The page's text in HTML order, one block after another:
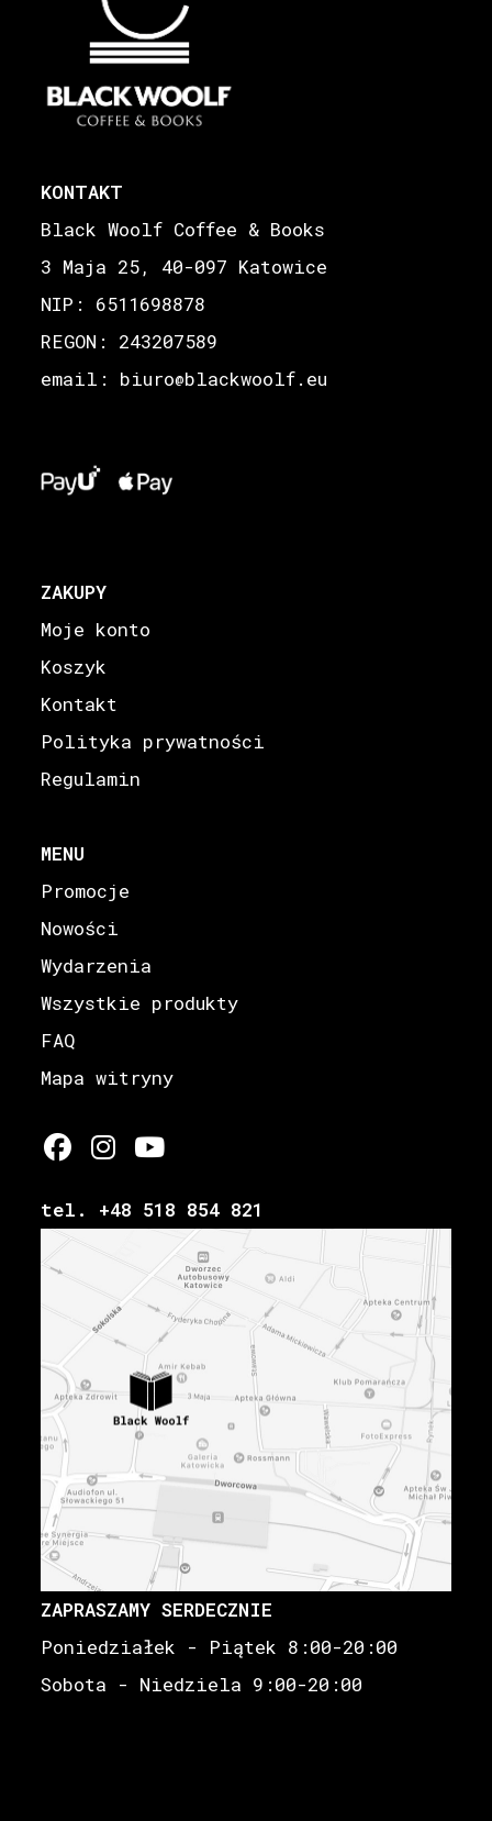
KONTAKT
Black Woolf Coffee & Books
3 Maja 25, 40-097 Katowice
NIP: 6511698878
REGON: 243207589
email: biuro@blackwoolf.eu
ZAKUPY
Moje konto
Koszyk
Kontakt
Polityka prywatności
Regulamin
MENU
Promocje
Nowości
Wydarzenia
Wszystkie produkty
FAQ
Mapa witryny
tel. +48 518 854 821
ZAPRASZAMY SERDECZNIE
Poniedziałek - Piątek 8:00-20:00
Sobota - Niedziela 9:00-20:00